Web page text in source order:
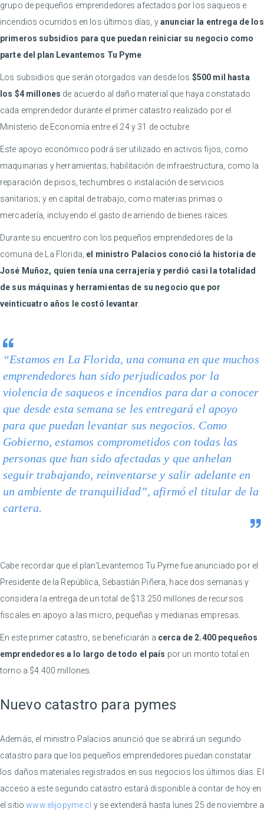
grupo de pequeños emprendedores afectados por los saqueos e
incendios ocurridos en los últimos días, yanunciar la entrega de los
primeros subsidios para que puedan reiniciar su negocio como
parte del plan Levantemos Tu Pyme
Los subsidios que serán otorgados van desde los $500 mil hasta
los $4 millones de acuerdo al daño material que haya constatado
cada emprendedor durante el primer catastro realizado por el
Ministerio de Economía entre el 24 y 31 de octubre.
Este apoyo económico podrá ser utilizado en activos fijos, como
maquinarias y herramientas; habilitación de infraestructura, como la
reparación de pisos, techumbres o instalación de servicios
sanitarios; y en capital de trabajo, como materias primas o
mercadería, incluyendo el gasto de arriendo de bienes raíces.
Durante su encuentro con los pequeños emprendedores de la
comuna de La Florida, el ministro Palacios conoció la historia de
José Muñoz, quien tenía una cerrajería y perdió casi la totalidad
de sus máquinas y herramientas de su negocio que por
veinticuatro años le costó levantar
“Estamos en La Florida, una comuna en que muchos
emprendedores han sido perjudicados por la
violencia de saqueos e incendios para dar a conocer
que desde esta semana se les entregará el apoyo
para que puedan levantar sus negocios. Como
Gobierno, estamos comprometidos con todas las
personas que han sido afectadas y que anhelan
seguir trabajando, reinventarse y salir adelante en
un ambiente de tranquilidad”, afirmó el titular de la
cartera.
Cabe recordar que el plan‘Levantemos Tu Pyme fue anunciado por el
Presidente de la República, Sebastián Piñera, hace dos semanas y
considera la entrega de un total de $13.250 millones de recursos
fiscales en apoyo a las micro, pequeñas y medianas empresas.
En este primer catastro, se beneficiarán a cerca de 2.400 pequeños
emprendedores a lo largo de todo el país por un monto total en
torno a $4.400 millones.
Nuevo catastro para pymes
Además, el ministro Palacios anunció que se abrirá un segundo
catastro para que los pequeños emprendedores puedan constatar
los daños materiales registrados en sus negocios los últimos días. El
acceso a este segundo catastro estará disponible a contar de hoy en
el sitiowww.elijopyme.cl y se extenderá hasta lunes 25 de noviembre a